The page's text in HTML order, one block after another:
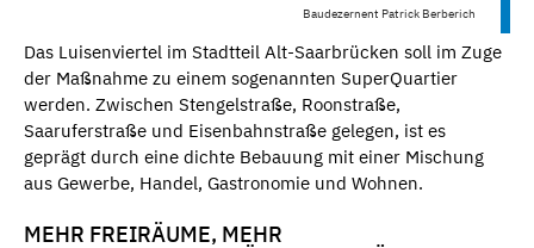
Baudezernent Patrick Berberich
Das Luisenviertel im Stadtteil Alt-Saarbrücken soll im Zuge
der Maßnahme zu einem sogenannten SuperQuartier
werden. Zwischen Stengelstraße, Roonstraße,
Saaruferstraße und Eisenbahnstraße gelegen, ist es
geprägt durch eine dichte Bebauung mit einer Mischung
aus Gewerbe, Handel, Gastronomie und Wohnen.
MEHR FREIRÄUME, MEHR